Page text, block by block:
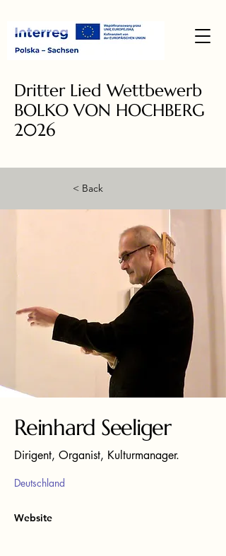
Dritter Lied Wettbewerb
BOLKO VON HOCHBERG
2026
< Back
Reinhard Seeliger
Dirigent, Organist, Kulturmanager.
Deutschland
Website